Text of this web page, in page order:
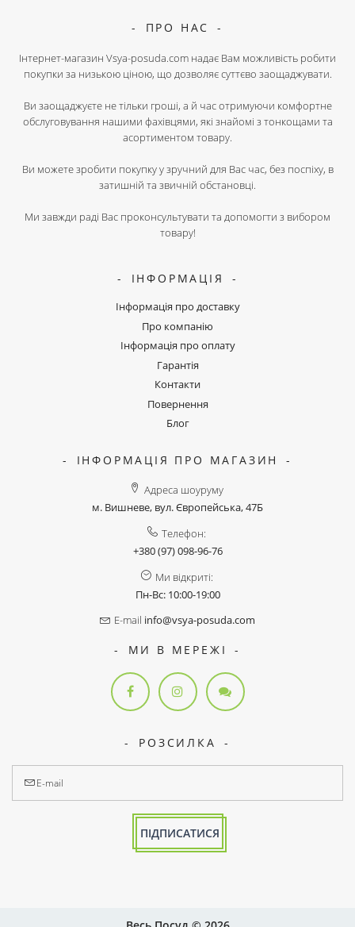
ПРО НАС
Інтернет-магазин Vsya-posuda.com надає Вам можливість робити
покупки за низькою ціною, що дозволяє суттєво заощаджувати.
Ви заощаджуєте не тільки гроші, а й час отримуючи комфортне
обслуговування нашими фахівцями, які знайомі з тонкощами та
асортиментом товару.
Ви можете зробити покупку у зручний для Вас час, без поспіху, в
затишній та звичній обстановці.
Ми завжди раді Вас проконсультувати та допомогти з вибором
товару!
ІНФОРМАЦІЯ
Інформація про доставку
Про компанію
Інформація про оплату
Гарантія
Контакти
Повернення
Блог
ІНФОРМАЦІЯ ПРО МАГАЗИН
Адреса шоуруму
м. Вишневе, вул. Європейська, 47Б
Телефон:
+380 (97) 098-96-76
Ми відкриті:
Пн-Вс: 10:00-19:00
E-mail info@vsya-posuda.com
МИ В МЕРЕЖІ
РОЗСИЛКА
ПІДПИСАТИСЯ